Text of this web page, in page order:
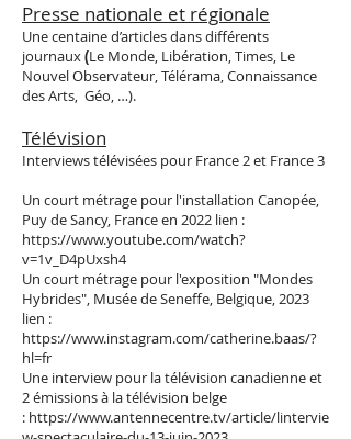
Presse nationale et régionale
Une centaine d’articles dans différents
journaux(Le Monde, Libération, Times, Le
Nouvel Observateur, Télérama, Connaissance
des Arts, Géo, …).
Télévision
Interviews télévisées pour France 2 et France 3
Un court métrage pour l'installation Canopée,
Puy de Sancy, France en 2022 lien :
https://www.youtube.com/watch?
v=1v_D4pUxsh4
Un court métrage pour l'exposition "Mondes
Hybrides", Musée de Seneffe, Belgique, 2023
lien :
https://www.instagram.com/catherine.baas/?
hl=fr
Une interview pour la télévision canadienne et
2 émissions à la télévision belge
: https://www.antennecentre.tv/article/lintervie